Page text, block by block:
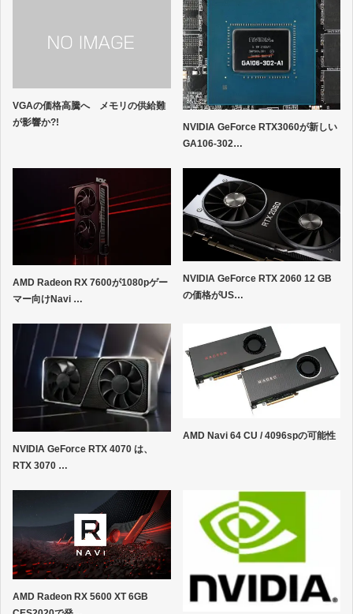
VGAの価格高騰へ メモリの供給難
が影響か?!
NVIDIA GeForce RTX3060が新しい
GA106-302…
AMD Radeon RX 7600が1080pゲー
マー向けNavi …
NVIDIA GeForce RTX 2060 12 GB
の価格がUS…
NVIDIA GeForce RTX 4070 は、
RTX 3070 …
AMD Navi 64 CU / 4096spの可能性
AMD Radeon RX 5600 XT 6GB